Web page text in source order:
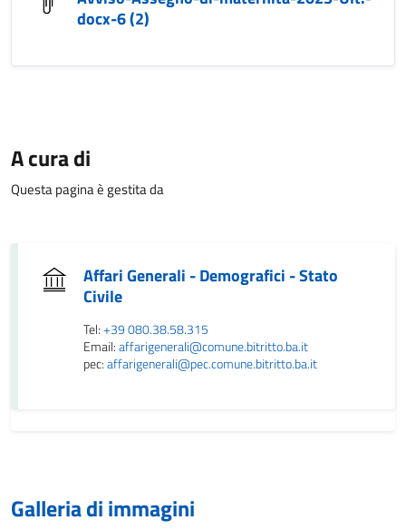
docx-6 (2)
A cura di
Questa pagina è gestita da
Affari Generali - Demografici - Stato
Civile
Tel:+39 080.38.58.315
Email:affarigenerali@comune.bitritto.ba.it
pec:affarigenerali@pec.comune.bitritto.ba.it
Galleria di immagini